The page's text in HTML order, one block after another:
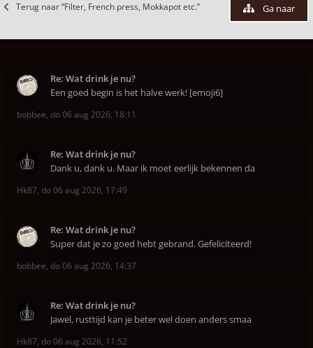
Terug naar “Filter, French press, Mokkapot etc.” Ga naar
Re: Wat drink je nu?
Een goed begin is het halve werk! [emoji6]
bobbee, do 06 aug 2026, 18:11
Re: Wat drink je nu?
Dank u, dank u. Maar ik moet eerlijk bekennen da
Hk87, do 06 aug 2026, 17:49
Re: Wat drink je nu?
Super dat je zo goed hebt gebrand. Gefeliciteerd!
bobbee, do 06 aug 2026, 14:37
Re: Wat drink je nu?
Jawel, rusttijd kan je beter wel doen anders smaa
Hk87, do 06 aug 2026, 11:52